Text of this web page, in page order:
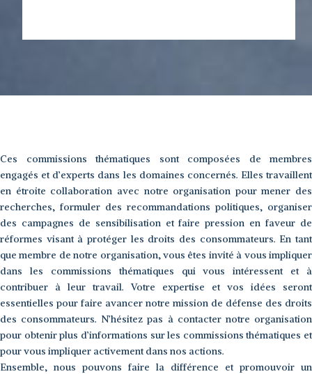
Ces commissions thématiques sont composées de membres
engagés et d’experts dans les domaines concernés. Elles travaillent
en étroite collaboration avec notre organisation pour mener des
recherches, formuler des recommandations politiques, organiser
des campagnes de sensibilisation et faire pression en faveur de
réformes visant à protéger les droits des consommateurs. En tant
que membre de notre organisation, vous êtes invité à vous impliquer
dans les commissions thématiques qui vous intéressent et à
contribuer à leur travail. Votre expertise et vos idées seront
essentielles pour faire avancer notre mission de défense des droits
des consommateurs. N’hésitez pas à contacter notre organisation
pour obtenir plus d’informations sur les commissions thématiques et
pour vous impliquer activement dans nos actions.
Ensemble, nous pouvons faire la différence et promouvoir un